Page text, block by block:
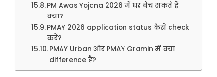
PM Awas Yojana 2026 में घर बेच सकते हैं
क्या?
PMAY 2026 application status कैसे check
करें?
PMAY Urban और PMAY Gramin में क्या
difference है?